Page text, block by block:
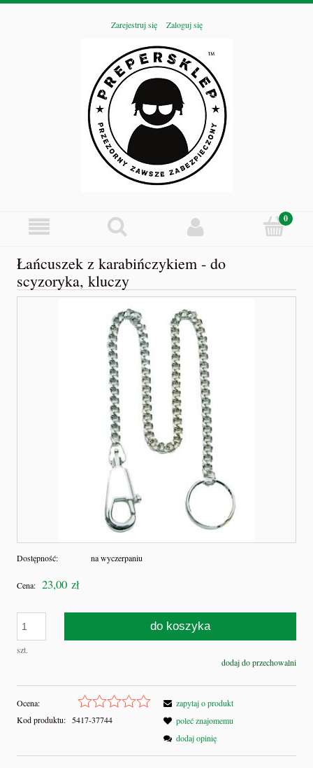
Zarejestruj się Zaloguj się
Łańcuszek z karabińczykiem - do
scyzoryka, kluczy
Dostępność: na wyczerpaniu
Cena: 23,00 zł
szt.
do koszyka
dodaj do przechowalni
Ocena:
Kod produktu:
5417-37744
zapytaj o produkt
poleć znajomemu
dodaj opinię